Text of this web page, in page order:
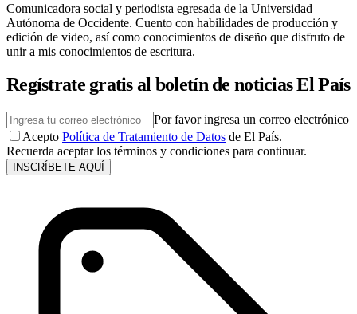
Comunicadora social y periodista egresada de la Universidad
Autónoma de Occidente. Cuento con habilidades de producción y
edición de video, así como conocimientos de diseño que disfruto de
unir a mis conocimientos de escritura.
Regístrate gratis al boletín de noticias El País
Por favor ingresa un correo electrónico
Acepto Política de Tratamiento de Datos de El País.
Recuerda aceptar los términos y condiciones para continuar.
INSCRÍBETE AQUÍ